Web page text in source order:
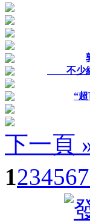
不少網
“
下一頁
1234567